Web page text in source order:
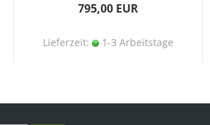
795,00 EUR
Lieferzeit: 1-3 Arbeitstage